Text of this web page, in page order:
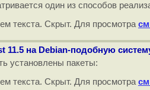
один из способов
текста. Скрыт. Для просмотра
11.5 на Debian-подобную
установлены пакеты:
текста. Скрыт. Для просмотра